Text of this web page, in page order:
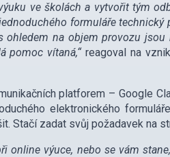
ve školách a vytvořit tým
formuláře
na objem provozu
pomoc vítaná,“reagoval na
platforem – Google
elektronického
Stačí zadat svůj požadavek na
online výuce, nebo se vám